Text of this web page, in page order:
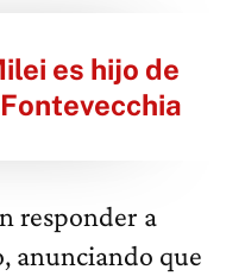
es hijo de
responder a
anunciando que